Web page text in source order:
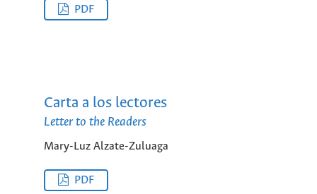
PDF
Carta a los lectores
Letter to the Readers
Mary-Luz Alzate-Zuluaga
PDF